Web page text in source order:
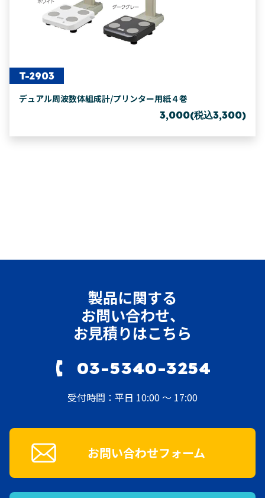
T-2903
デュアル周波数体組成計/プリンター用紙４巻
3,000(税込3,300)
製品に関する
お問い合わせ、
お見積りはこちら
03-5340-3254
受付時間：平日 10:00 ～ 17:00
お問い合わせフォーム